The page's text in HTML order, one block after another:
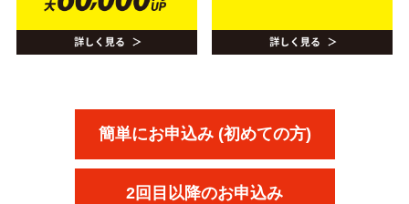
簡単にお申込み (初めての方)
2回目以降のお申込み